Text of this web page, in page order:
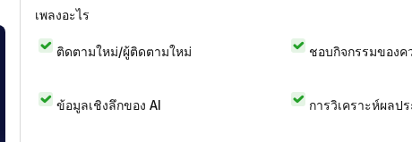
เพลงอะไร
ติดตามใหม่/ผู้ติดตามใหม่ ชอบกิจกรรมของค
ข้อมูลเชิงลึกของ AI การวิเคราะห์ผลป